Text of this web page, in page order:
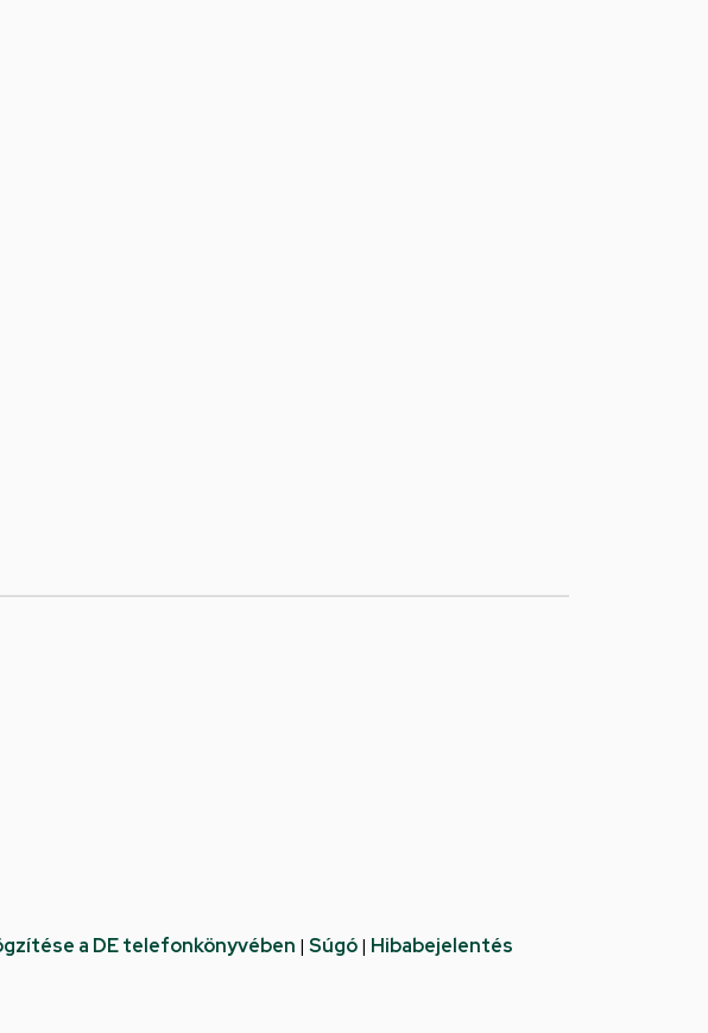
a DE telefonkönyvében | Súgó| Hibabejelentés